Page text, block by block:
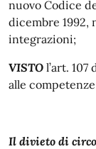
nuovo Codice
dicembre 1992,
integrazioni;
VISTO l’art. 107
alle
Il divieto di